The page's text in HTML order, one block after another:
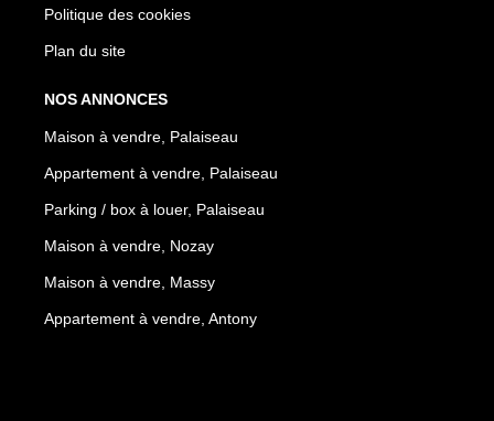
Politique des cookies
Plan du site
NOS ANNONCES
Maison à vendre, Palaiseau
Appartement à vendre, Palaiseau
Parking / box à louer, Palaiseau
Maison à vendre, Nozay
Maison à vendre, Massy
Appartement à vendre, Antony